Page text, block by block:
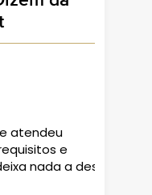
e
a desejar